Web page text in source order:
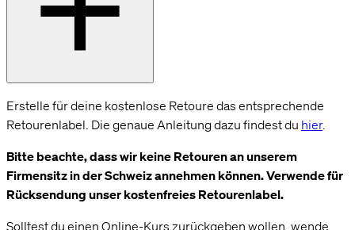
Erstelle für deine kostenlose Retoure das entsprechende
Retourenlabel. Die genaue Anleitung dazu findest du hier.
Bitte beachte, dass wir keine Retouren an unserem
Firmensitz in der Schweiz annehmen können. Verwende für
Rücksendung unser kostenfreies Retourenlabel.
Solltest du einen Online-Kurs zurückgeben wollen, wende